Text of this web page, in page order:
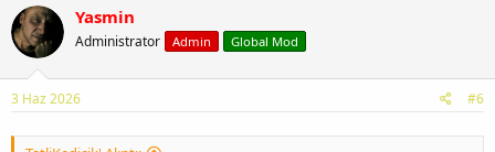
Yasmin
Administrator Admin Global Mod
3 Haz 2026 #6